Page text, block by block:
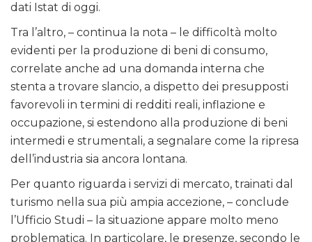
dati Istat di oggi.
Tra l’altro, – continua la nota – le difficoltà molto
evidenti per la produzione di beni di consumo,
correlate anche ad una domanda interna che
stenta a trovare slancio, a dispetto dei presupposti
favorevoli in termini di redditi reali, inflazione e
occupazione, si estendono alla produzione di beni
intermedi e strumentali, a segnalare come la ripresa
dell’industria sia ancora lontana.
Per quanto riguarda i servizi di mercato, trainati dal
turismo nella sua più ampia accezione, – conclude
l’Ufficio Studi – la situazione appare molto meno
problematica. In particolare, le presenze, secondo le